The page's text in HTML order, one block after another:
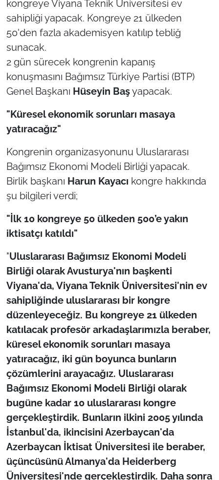
kongreye Viyana Teknik Üniversitesi ev
sahipliği yapacak. Kongreye 21 ülkeden
50'den fazla akademisyen katılıp tebliğ
sunacak.
2 gün sürecek kongrenin kapanış
konuşmasını Bağımsız Türkiye Partisi (BTP)
Genel Başkanı Hüseyin Başyapacak.
"Küresel ekonomik sorunları masaya
yatıracağız"
Kongrenin organizasyonunu Uluslararası
Bağımsız Ekonomi Modeli Birliği yapacak.
Birlik başkanı Harun Kayacı kongre hakkında
şu bilgileri verdi;
"İlk 10 kongreye 50 ülkeden 500’e yakın
iktisatçı katıldı"
"Uluslararası Bağımsız Ekonomi Modeli
Birliği olarak Avusturya'nın başkenti
Viyana'da, Viyana Teknik Üniversitesi'nin ev
sahipliğinde uluslararası bir kongre
düzenleyeceğiz. Bu kongreye 21 ülkeden
katılacak profesör arkadaşlarımızla beraber,
küresel ekonomik sorunları masaya
yatıracağız, iki gün boyunca bunların
çözümlerini arayacağız. Uluslararası
Bağımsız Ekonomi Modeli Birliği olarak
bugüne kadar 10 uluslararası kongre
gerçekleştirdik. Bunların ilkini 2005 yılında
İstanbul'da, ikincisini Azerbaycan'da
Azerbaycan İktisat Üniversitesi ile beraber,
üçüncüsünü Almanya'da Heiderberg
Üniversitesi'nde gerçekleştirdik. Daha sonra
Politika
Flaş Haber
Dış Haberler
Magazin
İş Dünyası
English News
Canlı Maç
Finans
Gündem-Eğitim